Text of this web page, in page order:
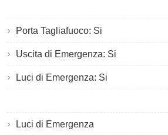
Porta Tagliafuoco: Si
Uscita di Emergenza: Si
Luci di Emergenza: Si
Luci di Emergenza